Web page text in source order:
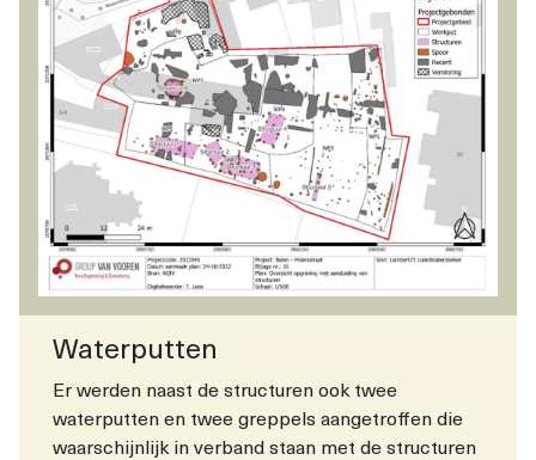
Waterputten
Er werden naast de structuren ook twee
waterputten en twee greppels aangetroffen die
waarschijnlijk in verband staan met de structuren